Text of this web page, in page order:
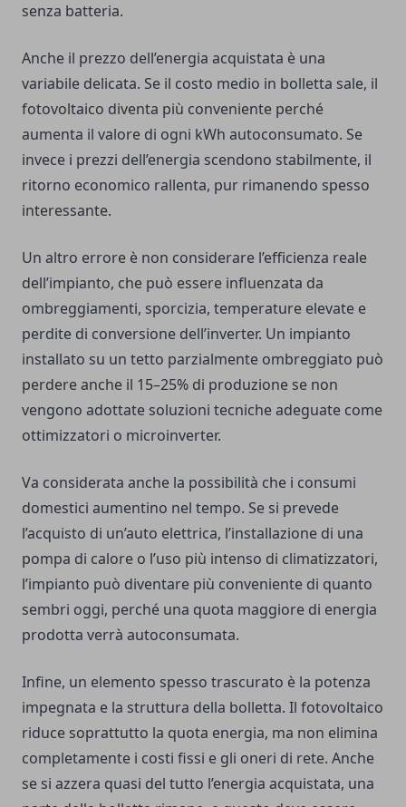
senza batteria.
Anche il prezzo dell’energia acquistata è una
variabile delicata. Se il costo medio in bolletta sale, il
fotovoltaico diventa più conveniente perché
aumenta il valore di ogni kWh autoconsumato. Se
invece i prezzi dell’energia scendono stabilmente, il
ritorno economico rallenta, pur rimanendo spesso
interessante.
Un altro errore è non considerare l’efficienza reale
dell’impianto, che può essere influenzata da
ombreggiamenti, sporcizia, temperature elevate e
perdite di conversione dell’inverter. Un impianto
installato su un tetto parzialmente ombreggiato può
perdere anche il 15–25% di produzione se non
vengono adottate soluzioni tecniche adeguate come
ottimizzatori o microinverter.
Va considerata anche la possibilità che i consumi
domestici aumentino nel tempo. Se si prevede
l’acquisto di un’auto elettrica, l’installazione di una
pompa di calore o l’uso più intenso di climatizzatori,
l’impianto può diventare più conveniente di quanto
sembri oggi, perché una quota maggiore di energia
prodotta verrà autoconsumata.
Infine, un elemento spesso trascurato è la potenza
impegnata e la struttura della bolletta. Il fotovoltaico
riduce soprattutto la quota energia, ma non elimina
completamente i costi fissi e gli oneri di rete. Anche
se si azzera quasi del tutto l’energia acquistata, una